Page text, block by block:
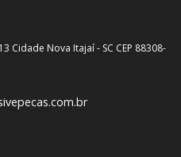
Cidade Nova Itajaí - SC CEP 88308-